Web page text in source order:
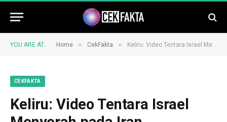
YOU ARE AT: Home » CekFakta » Keliru: Video Tentara Israel Menyerah pada Iran
CEKFAKTA
Keliru: Video Tentara Israel